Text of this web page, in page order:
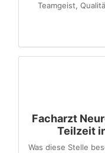
Teamgeist,
Facharzt
Teilzeit
Was diese Stelle